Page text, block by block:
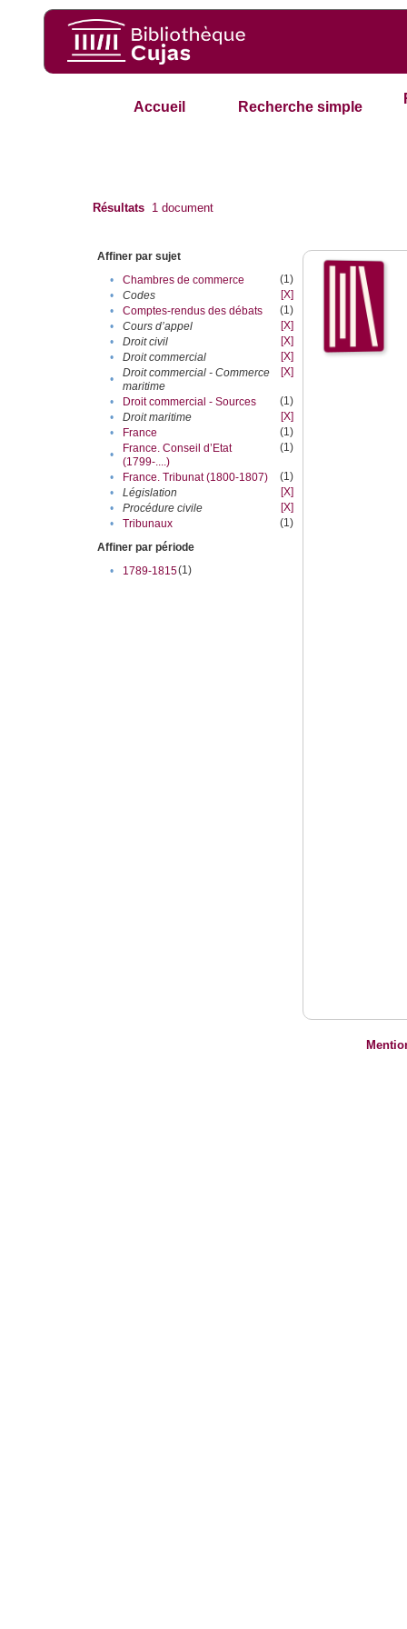
Accueil Recherche simple
Résultats 1 document
Affiner par sujet
•
Chambres de commerce
(1)
•
Codes
[X]
•
Comptes-rendus des débats
(1)
•
Cours d’appel
[X]
•
Droit civil
[X]
•
Droit commercial
[X]
•
Droit commercial - Commerce
maritime
[X]
• Droit commercial - Sources
(1)
•
Droit maritime
[X]
•
France
(1)
•
France. Conseil d’Etat
(1799-....)
(1)
• France. Tribunat (1800-1807)
(1)
•
Législation
[X]
•
Procédure civile
[X]
•
Tribunaux
(1)
Affiner par période
•
1789-1815(1)